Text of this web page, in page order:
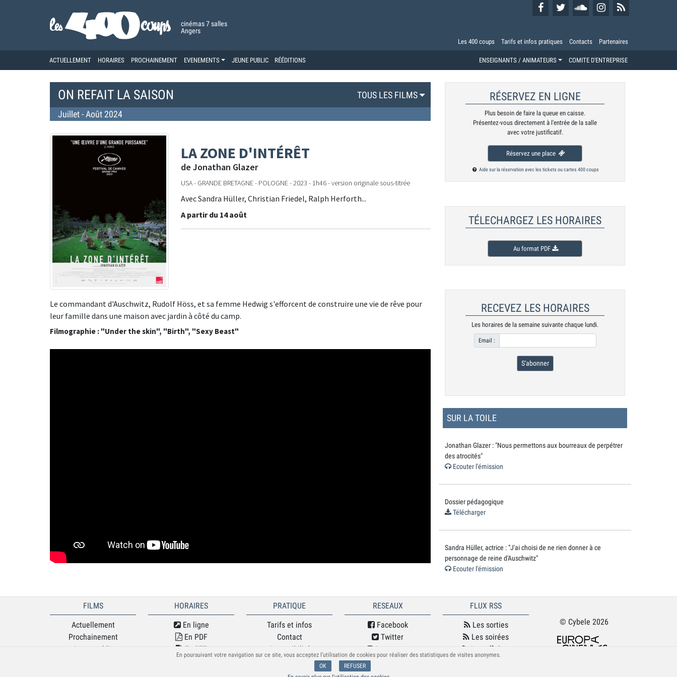
cinémas 7 salles
Angers
Les 400 coups Tarifs et infos pratiques Contacts Partenaires
ACTUELLEMENT HORAIRES PROCHAINEMENT EVENEMENTS JEUNE PUBLIC RÉÉDITIONS ENSEIGNANTS / ANIMATEURS COMITE D'ENTREPRISE
ON REFAIT LA SAISON
TOUS LES FILMS
Juillet - Août 2024
LA ZONE D'INTÉRÊT
de Jonathan Glazer
USA - GRANDE BRETAGNE - POLOGNE - 2023 - 1h46 - version originale sous-titrée
Avec Sandra Hüller, Christian Friedel, Ralph Herforth...
A partir du 14 août
Le commandant d'Auschwitz, Rudolf Höss, et sa femme Hedwig s'efforcent de construire une vie de rêve pour
leur famille dans une maison avec jardin à côté du camp.
Filmographie : "Under the skin", "Birth", "Sexy Beast"
RÉSERVEZ EN LIGNE
Plus besoin de faire la queue en caisse.
Présentez-vous directement à l'entrée de la salle
avec votre justificatif.
Réservez une place
Aide sur la réservation avec les tickets ou cartes 400 coups
TÉLECHARGEZ LES HORAIRES
Au format PDF
RECEVEZ LES HORAIRES
Les horaires de la semaine suivante chaque lundi.
Email :
S'abonner
SUR LA TOILE
Jonathan Glazer : "Nous permettons aux bourreaux de perpétrer
des atrocités"
Ecouter l'émission
Dossier pédagogique
Télécharger
Sandra Hüller, actrice : "J'ai choisi de ne rien donner à ce
personnage de reine d'Auschwitz"
Ecouter l'émission
FILMS
Actuellement
Prochainement
Jeune public
HORAIRES
En ligne
En PDF
En RTF
PRATIQUE
Tarifs et infos
Contact
Accessibilité
Mentions légales
RESEAUX
Facebook
Twitter
Instagram
Soundcloud
Spotify
FLUX RSS
Les sorties
Les soirées
Les affiches
Le podcast
© Cybele 2026
En poursuivant votre navigation sur ce site, vous acceptez l’utilisation de cookies pour réaliser des statistiques de visites anonymes.
OK
REFUSER